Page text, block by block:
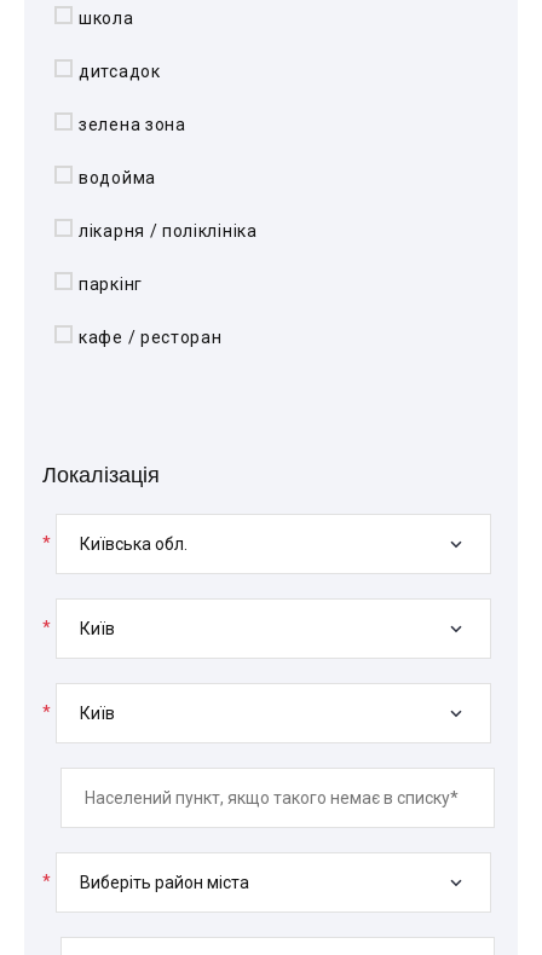
школа
дитсадок
зелена зона
водойма
лікарня / поліклініка
паркінг
кафе / ресторан
Локалізація
* Київська обл.
* Київ
* Київ
* Виберіть район міста